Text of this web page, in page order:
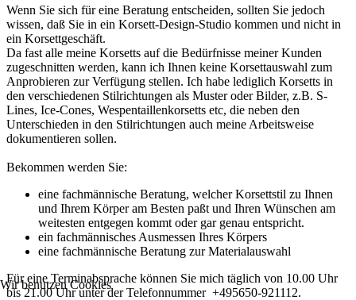
Wenn Sie sich für eine Beratung entscheiden, sollten Sie jedoch
wissen, daß Sie in ein Korsett-Design-Studio kommen und nicht in
ein Korsettgeschäft.
Da fast alle meine Korsetts auf die Bedürfnisse meiner Kunden
zugeschnitten werden, kann ich Ihnen keine Korsettauswahl zum
Anprobieren zur Verfügung stellen. Ich habe lediglich Korsetts in
den verschiedenen Stilrichtungen als Muster oder Bilder, z.B. S-
Lines, Ice-Cones, Wespentaillenkorsetts etc, die neben den
Unterschieden in den Stilrichtungen auch meine Arbeitsweise
dokumentieren sollen.
Bekommen werden Sie:
eine fachmännische Beratung, welcher Korsettstil zu Ihnen
und Ihrem Körper am Besten paßt und Ihren Wünschen am
weitesten entgegen kommt oder gar genau entspricht.
ein fachmännisches Ausmessen Ihres Körpers
eine fachmännische Beratung zur Materialauswahl
Für eine Terminabsprache können Sie mich täglich von 10.00 Uhr
bis 21.00 Uhr unter der Telefonnummer +495650-921112.
Wir benutzen Cookies